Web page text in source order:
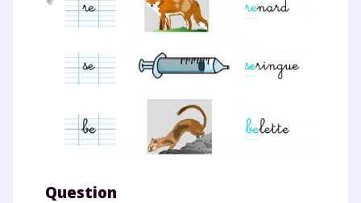
Question